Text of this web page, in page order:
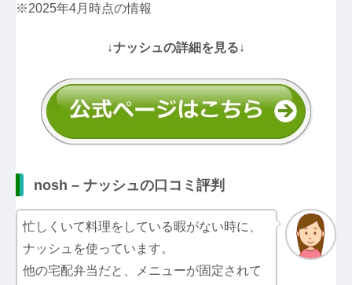
※2025年4月時点の情報
↓ナッシュの詳細を見る↓
nosh – ナッシュの口コミ評判
忙しくいて料理をしている暇がない時に、
ナッシュを使っています。
他の宅配弁当だと、メニューが固定されて